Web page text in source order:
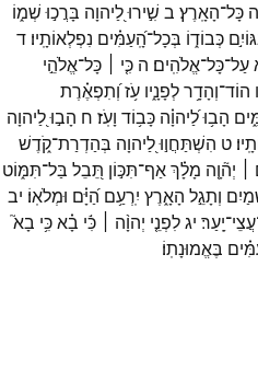
כָּל־הָאָֽרֶץ׃ ב שִׁ֣ירוּלַ֭יהוָה בָּרֲכ֣וּ שְׁמ֑וֹ
כְּבוֹד֑וֹ בְּכָל־הָֽ֝עַמִּ֗ים נִפְלְאוֹתָֽיו׃ ד
עַל־כָּל־אֱלֹהִֽים׃ ה כִּ֤י ׀ כָּל־אֱלֹהֵ֣י
ו הוֹד־וְהָדָ֥רלְפָנָ֑יו עֹ֥זוְ֝תִפְאֶ֗רֶת
הָב֥וּלַ֝יהוָ֗ה כָּב֥וֹד וָעֹֽז׃ ח הָב֣וּלַ֭יהוָה
ט הִשְׁתַּחֲו֣וּלַ֭יהוָה בְּהַדְרַת־קֹ֑דֶשׁ
יְה֘וָ֤ה מָלָ֗ךְאַף־תִּכּ֣וֹן תֵּ֭בֵל בַּל־תִּמּ֑וֹט
וְתָגֵ֣ל הָאָ֑רֶץ יִֽרְעַ֥ם הַ֝יָּ֗ם וּמְלֹאֽוֹ׃ יב
עֲצֵי־יָֽעַר׃ יגלִפְנֵ֤י יְהוָ֨ה ׀ כִּ֬י בָ֗אכִּ֥י בָא֮
בֶּאֱמוּנָתֽוֹ׃